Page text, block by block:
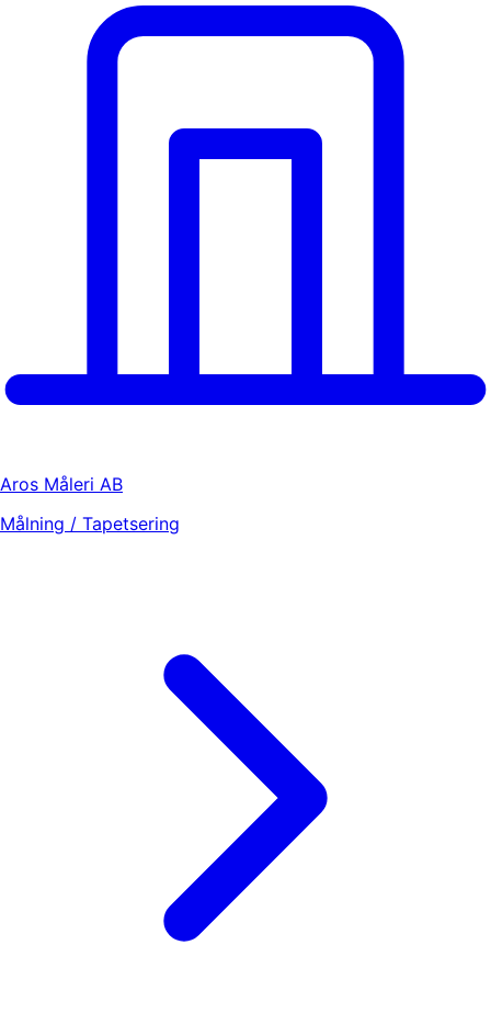
Aros Måleri AB
Målning / Tapetsering